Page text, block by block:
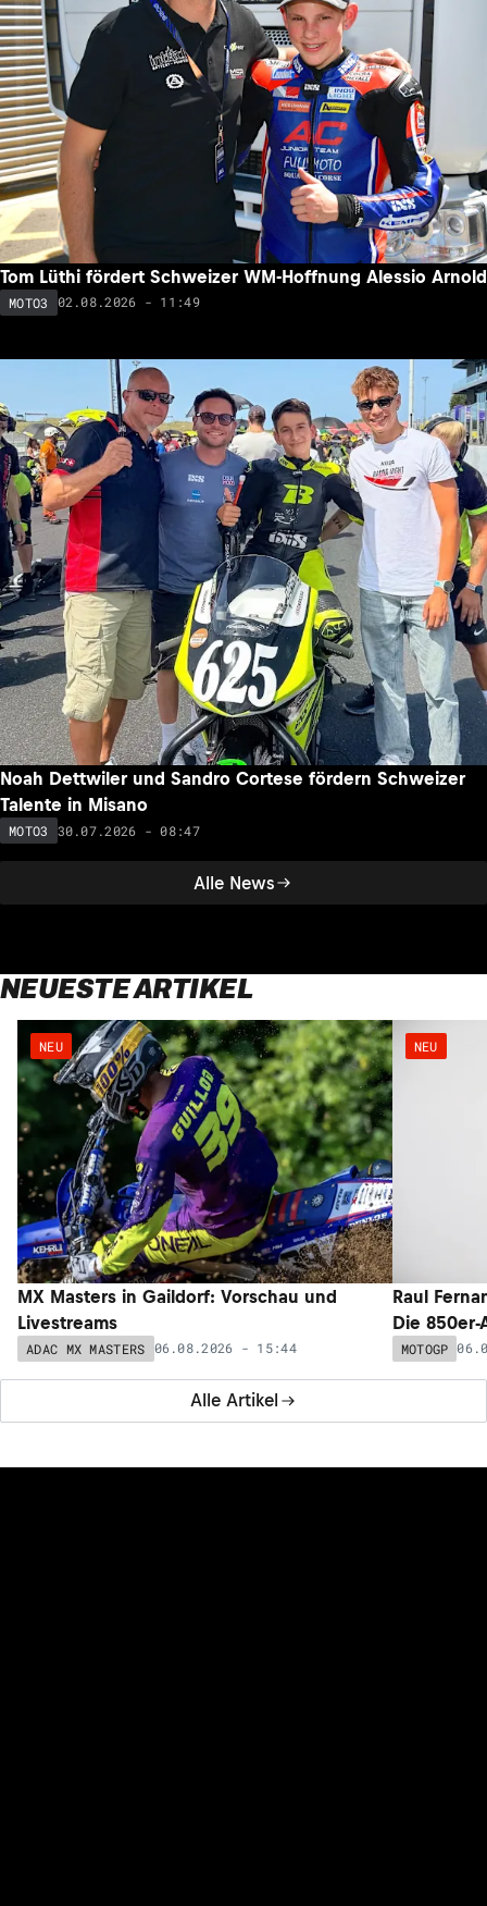
Alle News
Tom Lüthi fördert Schweizer WM-Hoffnung Alessio Arnold
MOTO3 02.08.2026 - 11:49
Noah Dettwiler und Sandro Cortese fördern Schweizer
Talente in Misano
MOTO3 30.07.2026 - 08:47
NEUESTE ARTIKEL
Alle Artikel
NEU
MX Masters in Gaildorf: Vorschau und
Livestreams
ADAC MX MASTERS 06.08.2026 - 15:44
NEU
Raul
Die
MOTOGP